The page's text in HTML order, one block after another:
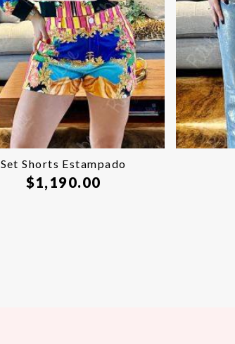
Set Shorts Estampado
$1,190.00